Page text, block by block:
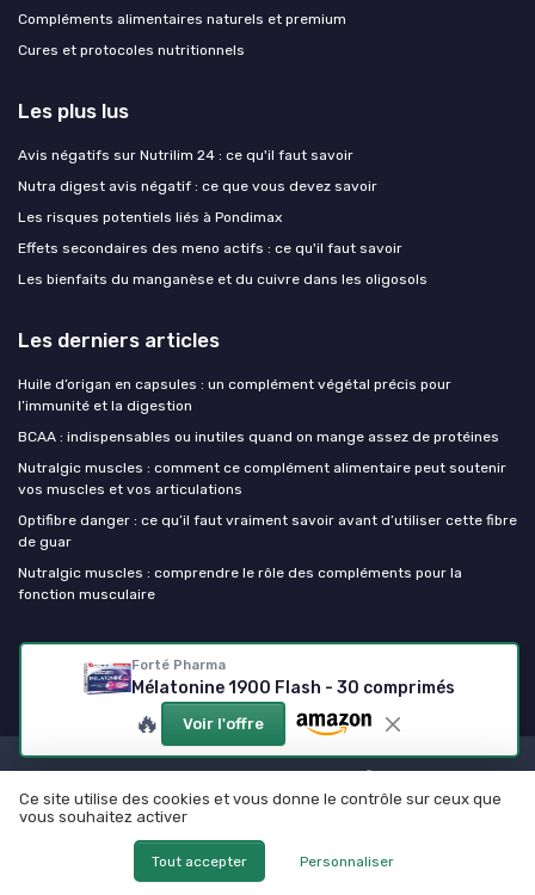
Forté Pharma
Mélatonine 1900 Flash - 30 comprimés
🔥 Voir l'offre
Compléments alimentaires naturels et premium
Cures et protocoles nutritionnels
Les plus lus
Avis négatifs sur Nutrilim 24 : ce qu'il faut savoir
Nutra digest avis négatif : ce que vous devez savoir
Les risques potentiels liés à Pondimax
Effets secondaires des meno actifs : ce qu'il faut savoir
Les bienfaits du manganèse et du cuivre dans les oligosols
Les derniers articles
Huile d’origan en capsules : un complément végétal précis pour
l’immunité et la digestion
BCAA : indispensables ou inutiles quand on mange assez de protéines
Nutralgic muscles : comment ce complément alimentaire peut soutenir
vos muscles et vos articulations
Optifibre danger : ce qu’il faut vraiment savoir avant d’utiliser cette fibre
de guar
Nutralgic muscles : comprendre le rôle des compléments pour la
fonction musculaire
Mes complements alimentaires
Mentions légales
Politique de confidentialité
© Mes complements alimentaires 2026
Ce site utilise des cookies et vous donne le contrôle sur ceux que
vous souhaitez activer
Tout accepter Personnaliser